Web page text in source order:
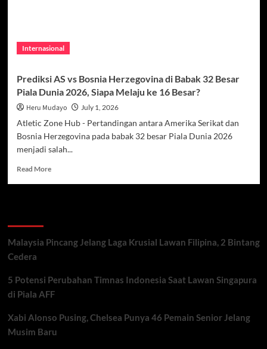
Internasional
Prediksi AS vs Bosnia Herzegovina di Babak 32 Besar
Piala Dunia 2026, Siapa Melaju ke 16 Besar?
Heru Mudayo July 1, 2026
Atletic Zone Hub - Pertandingan antara Amerika Serikat dan
Bosnia Herzegovina pada babak 32 besar Piala Dunia 2026
menjadi salah...
Read MoreRead
Herzegovina
32
Besar
Dunia
Siapa
Malaysia Pincang Jelang Laga Krusial Lawan Filipina, 2 Bintang
Cedera
5 Potensi Perubahan Timnas Indonesia Saat Lawan Singapura
di Piala AFF
Xabi Alonso Pusing, Chelsea Punya 46 Pemain Senior Jelang
Musim Baru